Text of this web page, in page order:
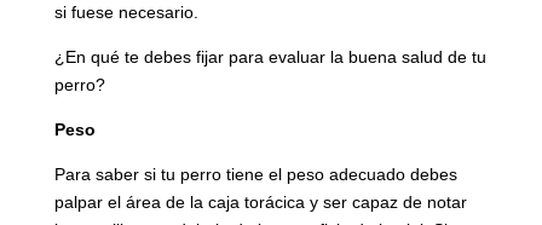
si fuese necesario.
¿En qué te debes fijar para evaluar la buena salud de tu
perro?
Peso
Para saber si tu perro tiene el peso adecuado debes
palpar el área de la caja torácica y ser capaz de notar